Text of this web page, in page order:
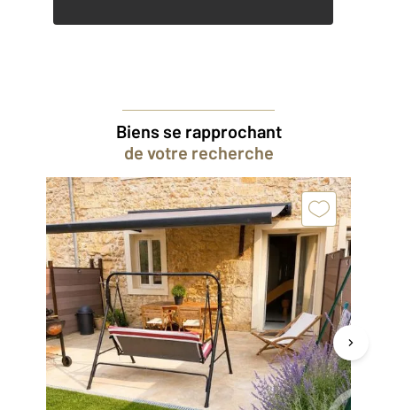
Biens se rapprochant
de votre recherche